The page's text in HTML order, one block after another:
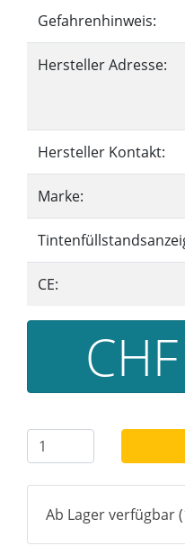
Gefahrenhinweis:
Hersteller Adresse:
Hersteller Kontakt:
Marke:
CE:
Ab Lager verfügbar